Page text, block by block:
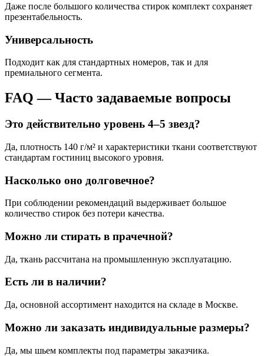
Даже после большого количества стирок комплект сохраняет
презентабельность.
Универсальность
Подходит как для стандартных номеров, так и для
премиального сегмента.
FAQ — Часто задаваемые вопросы
Это действительно уровень 4–5 звезд?
Да, плотность 140 г/м² и характеристики ткани соответствуют
стандартам гостиниц высокого уровня.
Насколько оно долговечное?
При соблюдении рекомендаций выдерживает большое
количество стирок без потери качества.
Можно ли стирать в прачечной?
Да, ткань рассчитана на промышленную эксплуатацию.
Есть ли в наличии?
Да, основной ассортимент находится на складе в Москве.
Можно ли заказать индивидуальные размеры?
Да, мы шьем комплекты под параметры заказчика.